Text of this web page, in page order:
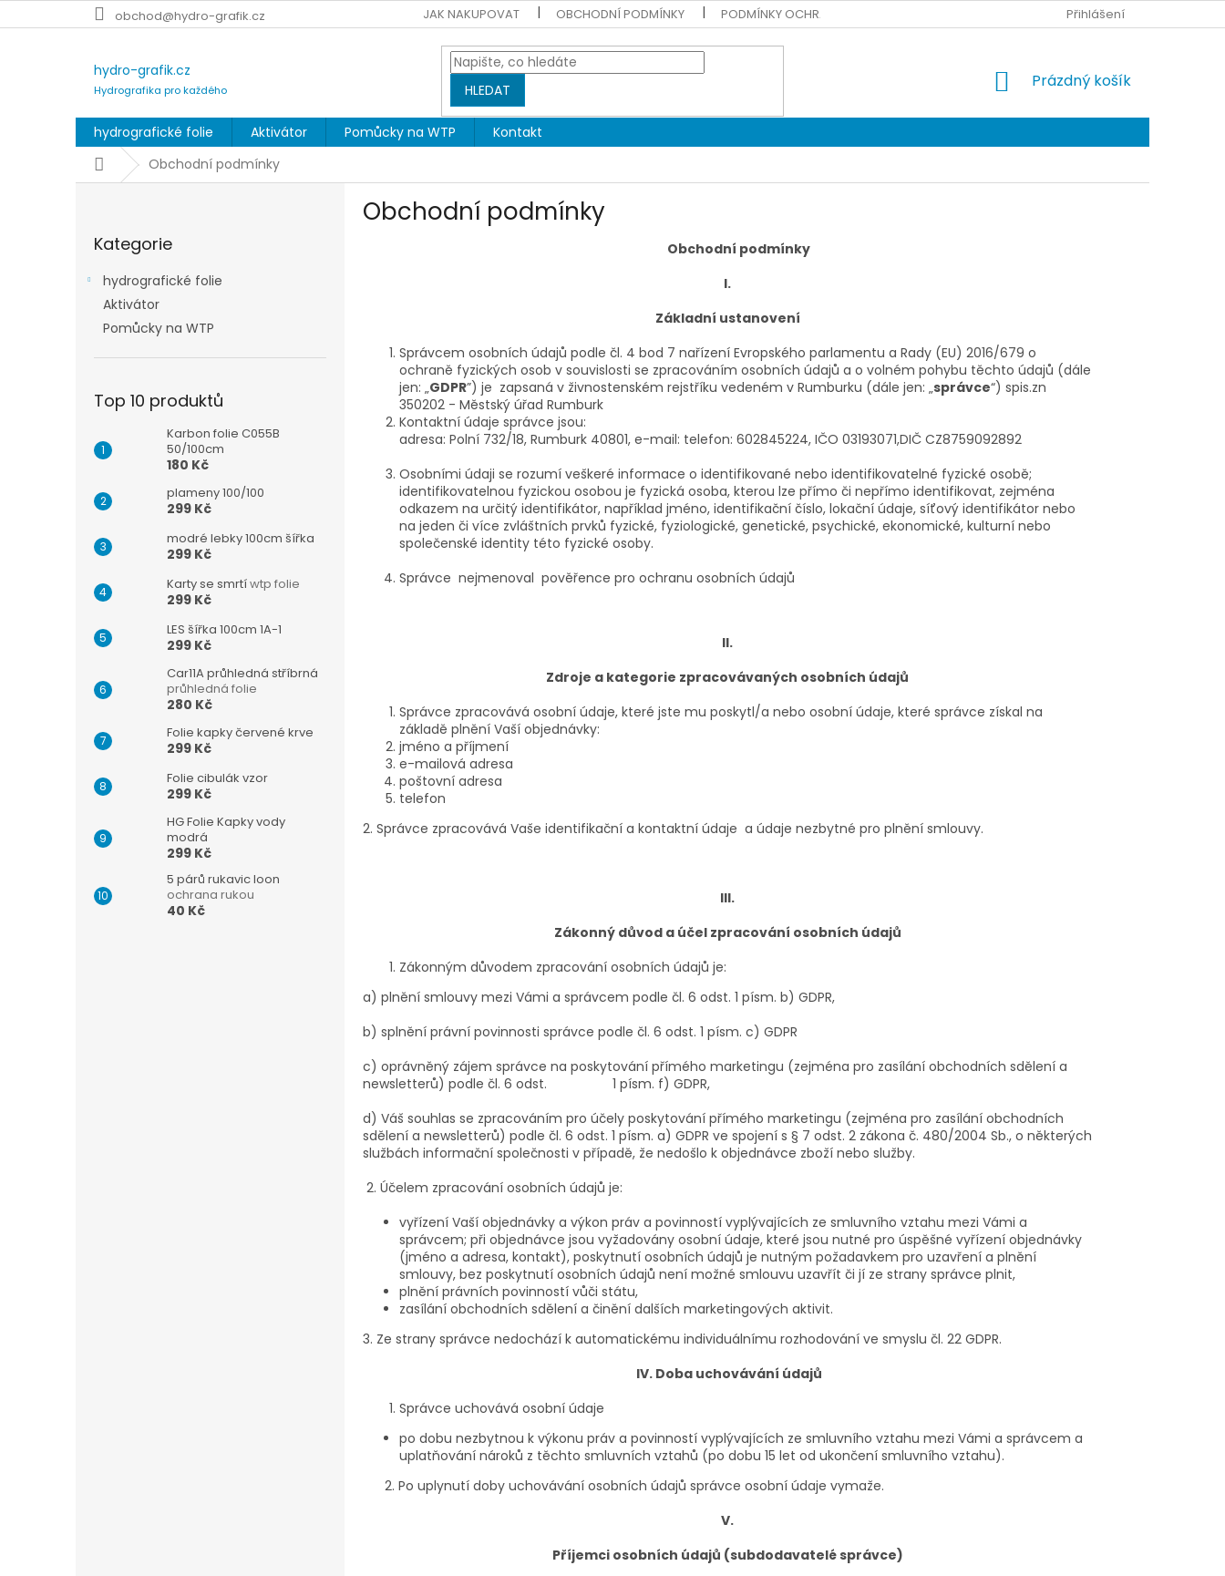
na
obchod@hydro-grafik.cz JAK NAKUPOVAT OBCHODNÍ PODMÍNKY PODMÍNKY OCHRANY OSOBNÍCH ÚDAJŮ Přihlášení
hydro-grafik.cz
Hydrografika pro každého HLEDAT
NÁKUPNÍ
Prázdný košík
hydrografické folie Aktivátor Pomůcky na WTP
Kontakt
DomůObchodní podmínky
kategorie
Kategorie
hydrografické folie
Aktivátor
Pomůcky na WTP
Top 10 produktů
Karbon folie C055B
50/100cm
180 Kč
plameny 100/100
299 Kč
modré lebky 100cm šířka
299 Kč
Karty se smrtíwtp folie
299 Kč
LES šířka 100cm 1A-1
299 Kč
Car11A průhledná stříbrná
průhledná folie
280 Kč
Folie kapky červené krve
299 Kč
Folie cibulák vzor
299 Kč
HG Folie Kapky vody
modrá
299 Kč
5 párů rukavic loon
ochrana rukou
40 Kč
Obchodní podmínky
Obchodní podmínky
I.
Základní ustanovení
Správcem osobních údajů podle čl. 4 bod 7 nařízení Evropského parlamentu a Rady (EU) 2016/679 o
ochraně fyzických osob v souvislosti se zpracováním osobních údajů a o volném pohybu těchto údajů (dále
jen: „GDPR”) je zapsaná v živnostenském rejstříku vedeném v Rumburku (dále jen: „správce“) spis.zn
350202 - Městský úřad Rumburk
Kontaktní údaje správce jsou:
adresa: Polní 732/18, Rumburk 40801, e-mail: telefon: 602845224, IČO 03193071,DIČ CZ8759092892
Osobními údaji se rozumí veškeré informace o identifikované nebo identifikovatelné fyzické osobě;
identifikovatelnou fyzickou osobou je fyzická osoba, kterou lze přímo či nepřímo identifikovat, zejména
odkazem na určitý identifikátor, například jméno, identifikační číslo, lokační údaje, síťový identifikátor nebo
na jeden či více zvláštních prvků fyzické, fyziologické, genetické, psychické, ekonomické, kulturní nebo
společenské identity této fyzické osoby.
Správce nejmenoval pověřence pro ochranu osobních údajů
II.
Zdroje a kategorie zpracovávaných osobních údajů
Správce zpracovává osobní údaje, které jste mu poskytl/a nebo osobní údaje, které správce získal na
základě plnění Vaší objednávky:
jméno a příjmení
e-mailová adresa
poštovní adresa
telefon
2. Správce zpracovává Vaše identifikační a kontaktní údaje a údaje nezbytné pro plnění smlouvy.
III.
Zákonný důvod a účel zpracování osobních údajů
Zákonným důvodem zpracování osobních údajů je:
a) plnění smlouvy mezi Vámi a správcem podle čl. 6 odst. 1 písm. b) GDPR,
b) splnění právní povinnosti správce podle čl. 6 odst. 1 písm. c) GDPR
c) oprávněný zájem správce na poskytování přímého marketingu (zejména pro zasílání obchodních sdělení a
newsletterů) podle čl. 6 odst. 1 písm. f) GDPR,
d) Váš souhlas se zpracováním pro účely poskytování přímého marketingu (zejména pro zasílání obchodních
sdělení a newsletterů) podle čl. 6 odst. 1 písm. a) GDPR ve spojení s § 7 odst. 2 zákona č. 480/2004 Sb., o některých
službách informační společnosti v případě, že nedošlo k objednávce zboží nebo služby.
2. Účelem zpracování osobních údajů je:
vyřízení Vaší objednávky a výkon práv a povinností vyplývajících ze smluvního vztahu mezi Vámi a
správcem; při objednávce jsou vyžadovány osobní údaje, které jsou nutné pro úspěšné vyřízení objednávky
(jméno a adresa, kontakt), poskytnutí osobních údajů je nutným požadavkem pro uzavření a plnění
smlouvy, bez poskytnutí osobních údajů není možné smlouvu uzavřít či jí ze strany správce plnit,
plnění právních povinností vůči státu,
zasílání obchodních sdělení a činění dalších marketingových aktivit.
3. Ze strany správce nedochází k automatickému individuálnímu rozhodování ve smyslu čl. 22 GDPR.
IV. Doba uchovávání údajů
Správce uchovává osobní údaje
po dobu nezbytnou k výkonu práv a povinností vyplývajících ze smluvního vztahu mezi Vámi a správcem a
uplatňování nároků z těchto smluvních vztahů (po dobu 15 let od ukončení smluvního vztahu).
2. Po uplynutí doby uchovávání osobních údajů správce osobní údaje vymaže.
V.
Příjemci osobních údajů (subdodavatelé správce)